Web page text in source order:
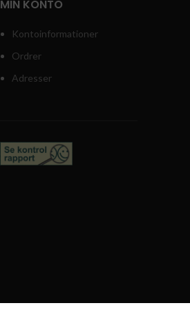
MIN KONTO
Kontoinformationer
Ordrer
Adresser